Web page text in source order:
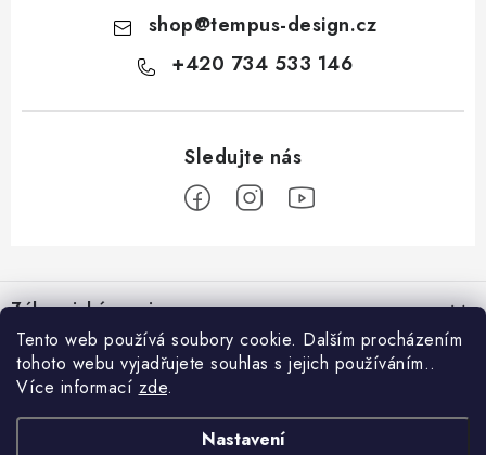
Tento web používá soubory cookie. Dalším procházením
tohoto webu vyjadřujete souhlas s jejich používáním..
Více informací zde.
Nastavení
shop@tempus-design.cz
+420 734 533 146
á
pZákaznický servis
Hodnocení obchodu
Registrace do VIP klubu
O nás
Užitečné odkazy
GDPR